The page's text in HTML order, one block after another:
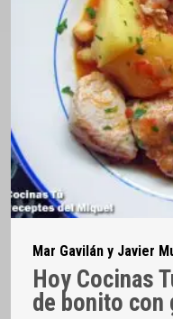
Mar Gavilán y Javier
Hoy Cocinas
de bonito con